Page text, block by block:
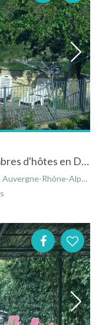
La Ferme d'Autanne Gîtes et chambres d'hôtes en Drôme Provençale
Rhône-Alpes, France